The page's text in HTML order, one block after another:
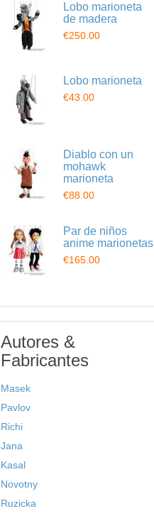
Lobo marioneta
de madera
€250.00
Lobo marioneta
€43.00
Diablo con un
mohawk
marioneta
€88.00
Par de niños
anime marionetas
€165.00
Autores &
Fabricantes
Masek
Pavlov
Richi
Jana
Kasal
Novotny
Ruzicka